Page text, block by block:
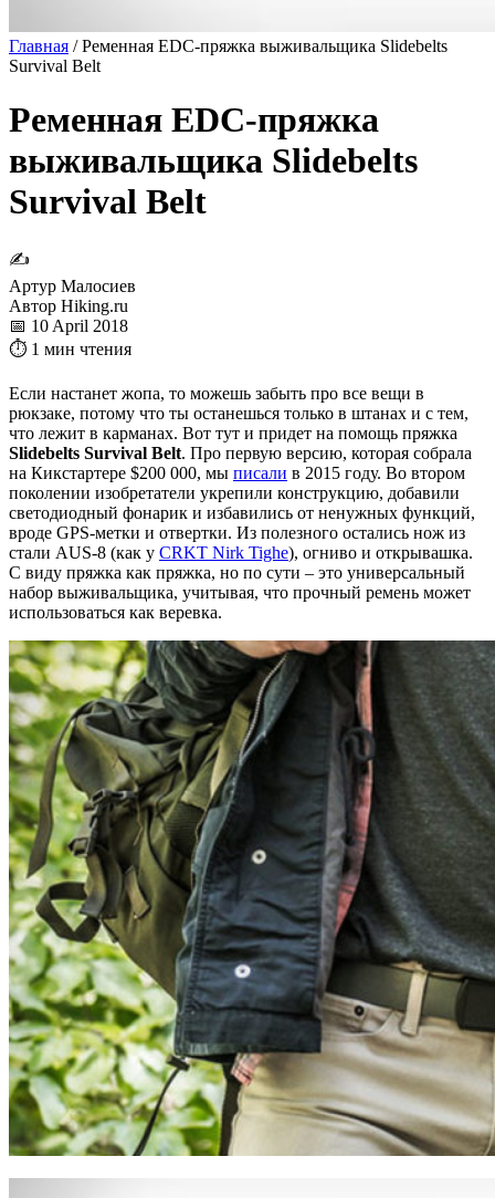
Главная / Ременная EDC-пряжка выживальщика Slidebelts
Survival Belt
Ременная EDC-пряжка
выживальщика Slidebelts
Survival Belt
✍
Артур Малосиев
Автор Hiking.ru
📅 10 April 2018
⏱ 1 мин чтения
Если настанет жопа, то можешь забыть про все вещи в
рюкзаке, потому что ты останешься только в штанах и с тем,
что лежит в карманах. Вот тут и придет на помощь пряжка
Slidebelts Survival Belt. Про первую версию, которая собрала
на Кикстартере $200 000, мы писали в 2015 году. Во втором
поколении изобретатели укрепили конструкцию, добавили
светодиодный фонарик и избавились от ненужных функций,
вроде GPS-метки и отвертки. Из полезного остались нож из
стали AUS-8 (как у CRKT Nirk Tighe), огниво и открывашка.
С виду пряжка как пряжка, но по сути – это универсальный
набор выживальщика, учитывая, что прочный ремень может
использоваться как веревка.